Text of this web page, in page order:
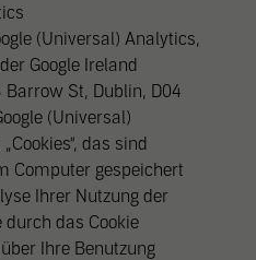
(Universal) Analytics,
Google Ireland
Barrow St, Dublin, D04
(Universal)
das sind
Computer gespeichert
Ihrer Nutzung der
durch das Cookie
Ihre Benutzung